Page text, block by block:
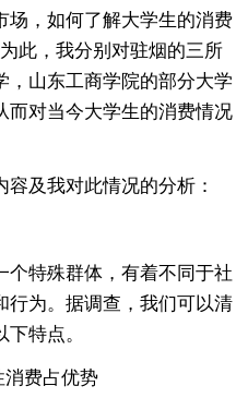
，如何了解大学生的消费
此，我分别对驻烟的三所
山东工商学院的部分大学
而对当今大学生的消费情况
及我对此情况的分析：
特殊群体，有着不同于社
行为。据调查，我们可以清
特点。
费占优势